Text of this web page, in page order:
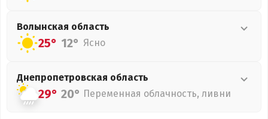
Волынская область
25° 12° Ясно
Днепропетровская область
29° 20° Переменная облачность, ливни